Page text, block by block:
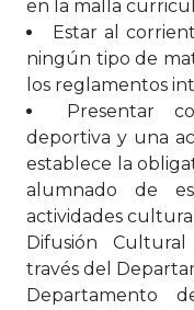
en la malla
Estar al
ningún tipo de
los reglamentos
Presentar
deportiva y una
establece la
alumnado de
actividades
Difusión
través del
Departamento